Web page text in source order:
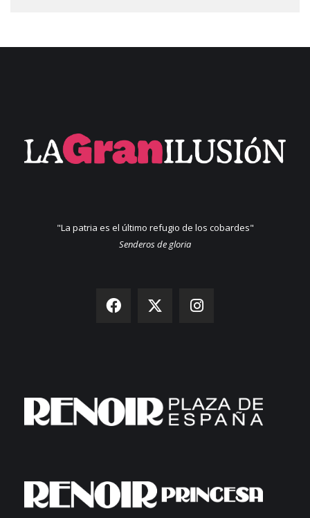
"La patria es el último refugio de los cobardes"
Senderos de gloria